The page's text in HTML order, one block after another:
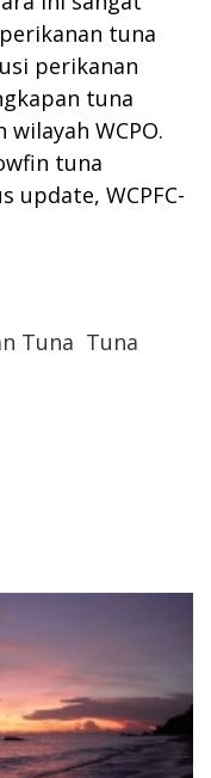
tuna
perikanan
tuna
WCPO.
tuna
update, WCPFC-
Tuna Tuna